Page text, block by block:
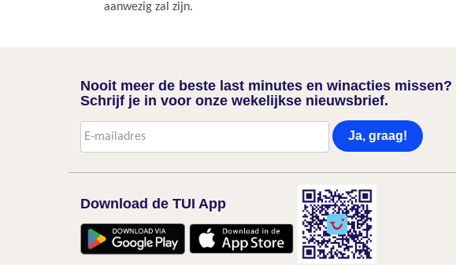
aanwezig zal zijn.
Nooit meer de beste last minutes en winacties missen?
Schrijf je in voor onze wekelijkse nieuwsbrief.
Ja, graag!
Download de TUI App